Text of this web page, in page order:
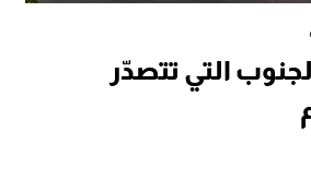
التي تتصدّر